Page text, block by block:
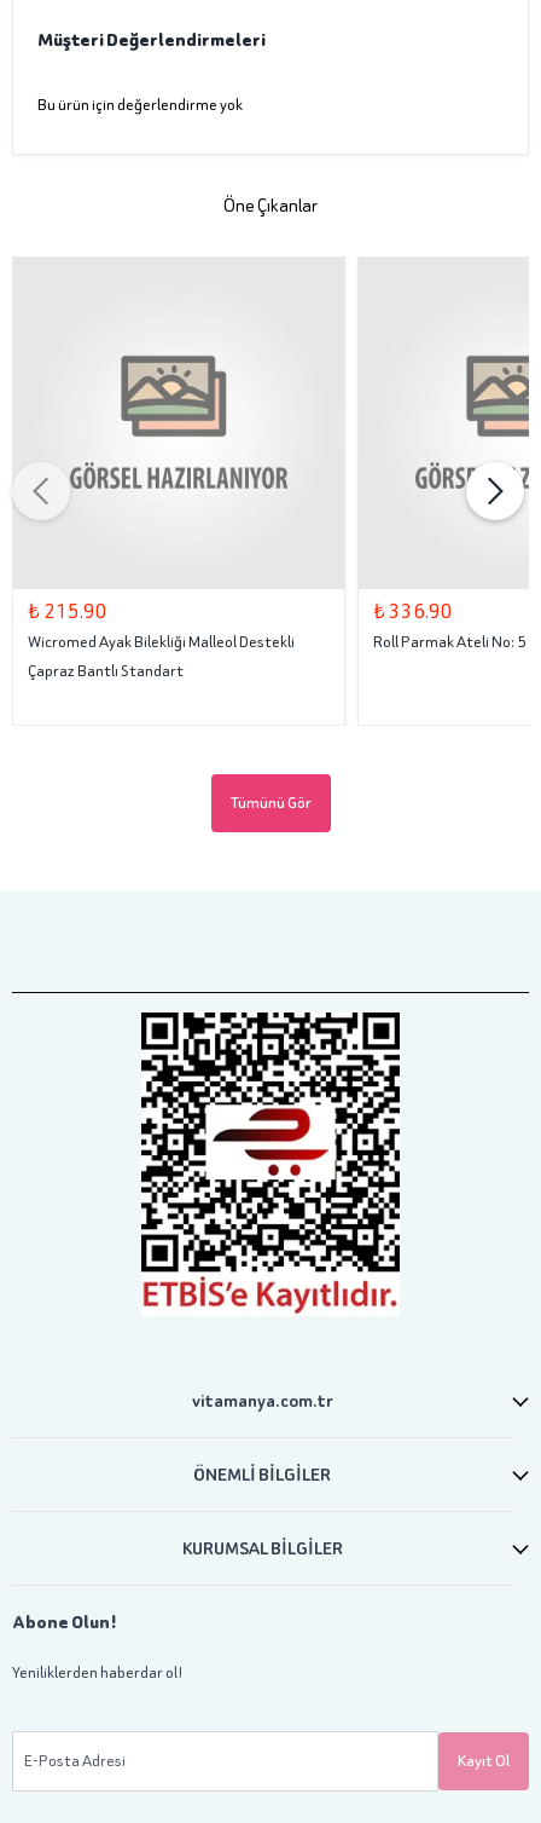
Müşteri Değerlendirmeleri
Bu ürün için değerlendirme yok
Öne Çıkanlar
₺ 215.90
Wicromed Ayak Bilekliği Malleol Destekli
Çapraz Bantlı Standart
₺ 336.90
Roll Parmak Ateli No: 5
Tümünü Gör
vitamanya.com.tr
ÖNEMLİ BİLGİLER
KURUMSAL BİLGİLER
Abone Olun!
Yeniliklerden haberdar ol!
E-Posta Adresi Kayıt Ol